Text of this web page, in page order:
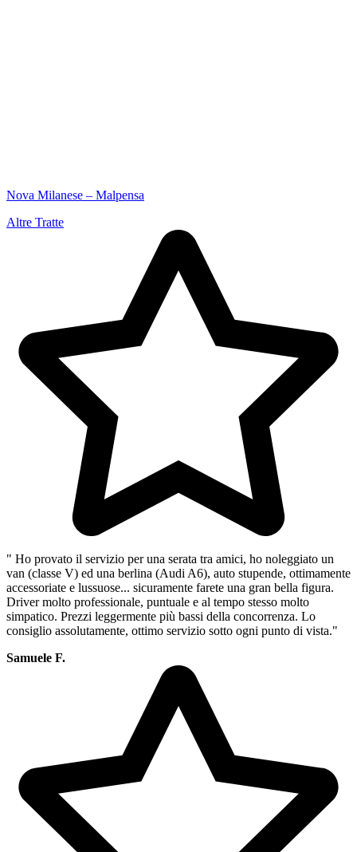
Nova Milanese – Malpensa
Altre Tratte
" Ho provato il servizio per una serata tra amici, ho noleggiato un
van (classe V) ed una berlina (Audi A6), auto stupende, ottimamente
accessoriate e lussuose... sicuramente farete una gran bella figura.
Driver molto professionale, puntuale e al tempo stesso molto
simpatico. Prezzi leggermente più bassi della concorrenza. Lo
consiglio assolutamente, ottimo servizio sotto ogni punto di vista."
Samuele F.